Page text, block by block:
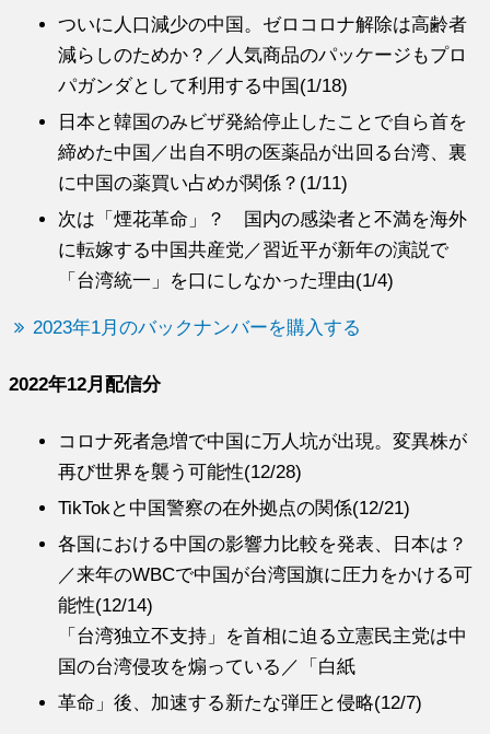
ついに人口減少の中国。ゼロコロナ解除は高齢者
減らしのためか？／人気商品のパッケージもプロ
パガンダとして利用する中国(1/18)
日本と韓国のみビザ発給停止したことで自ら首を
締めた中国／出自不明の医薬品が出回る台湾、裏
に中国の薬買い占めが関係？(1/11)
次は「煙花革命」？ 国内の感染者と不満を海外
に転嫁する中国共産党／習近平が新年の演説で
「台湾統一」を口にしなかった理由(1/4)
2023年1月のバックナンバーを購入する
2022年12月配信分
コロナ死者急増で中国に万人坑が出現。変異株が
再び世界を襲う可能性(12/28)
TikTokと中国警察の在外拠点の関係(12/21)
各国における中国の影響力比較を発表、日本は？
／来年のWBCで中国が台湾国旗に圧力をかける可
能性(12/14)
「台湾独立不支持」を首相に迫る立憲民主党は中
国の台湾侵攻を煽っている／「白紙
革命」後、加速する新たな弾圧と侵略(12/7)